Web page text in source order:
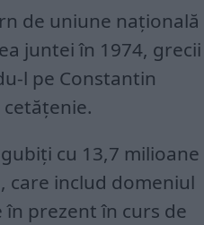
de uniune națională
juntei în 1974, grecii
l pe Constantin
cu 13,7 milioane
, care includ domeniul
prezent în curs de